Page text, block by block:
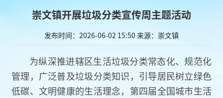
崇文镇开展垃圾分类宣传周主题活动
发布时间：2026-06-02 15:50 来源：崇文镇
为纵深推进辖区生活垃圾分类常态化、规范化
管理，广泛普及垃圾分类知识，引导居民树立绿色
低碳、文明健康的生活理念，第四届全国城市生活